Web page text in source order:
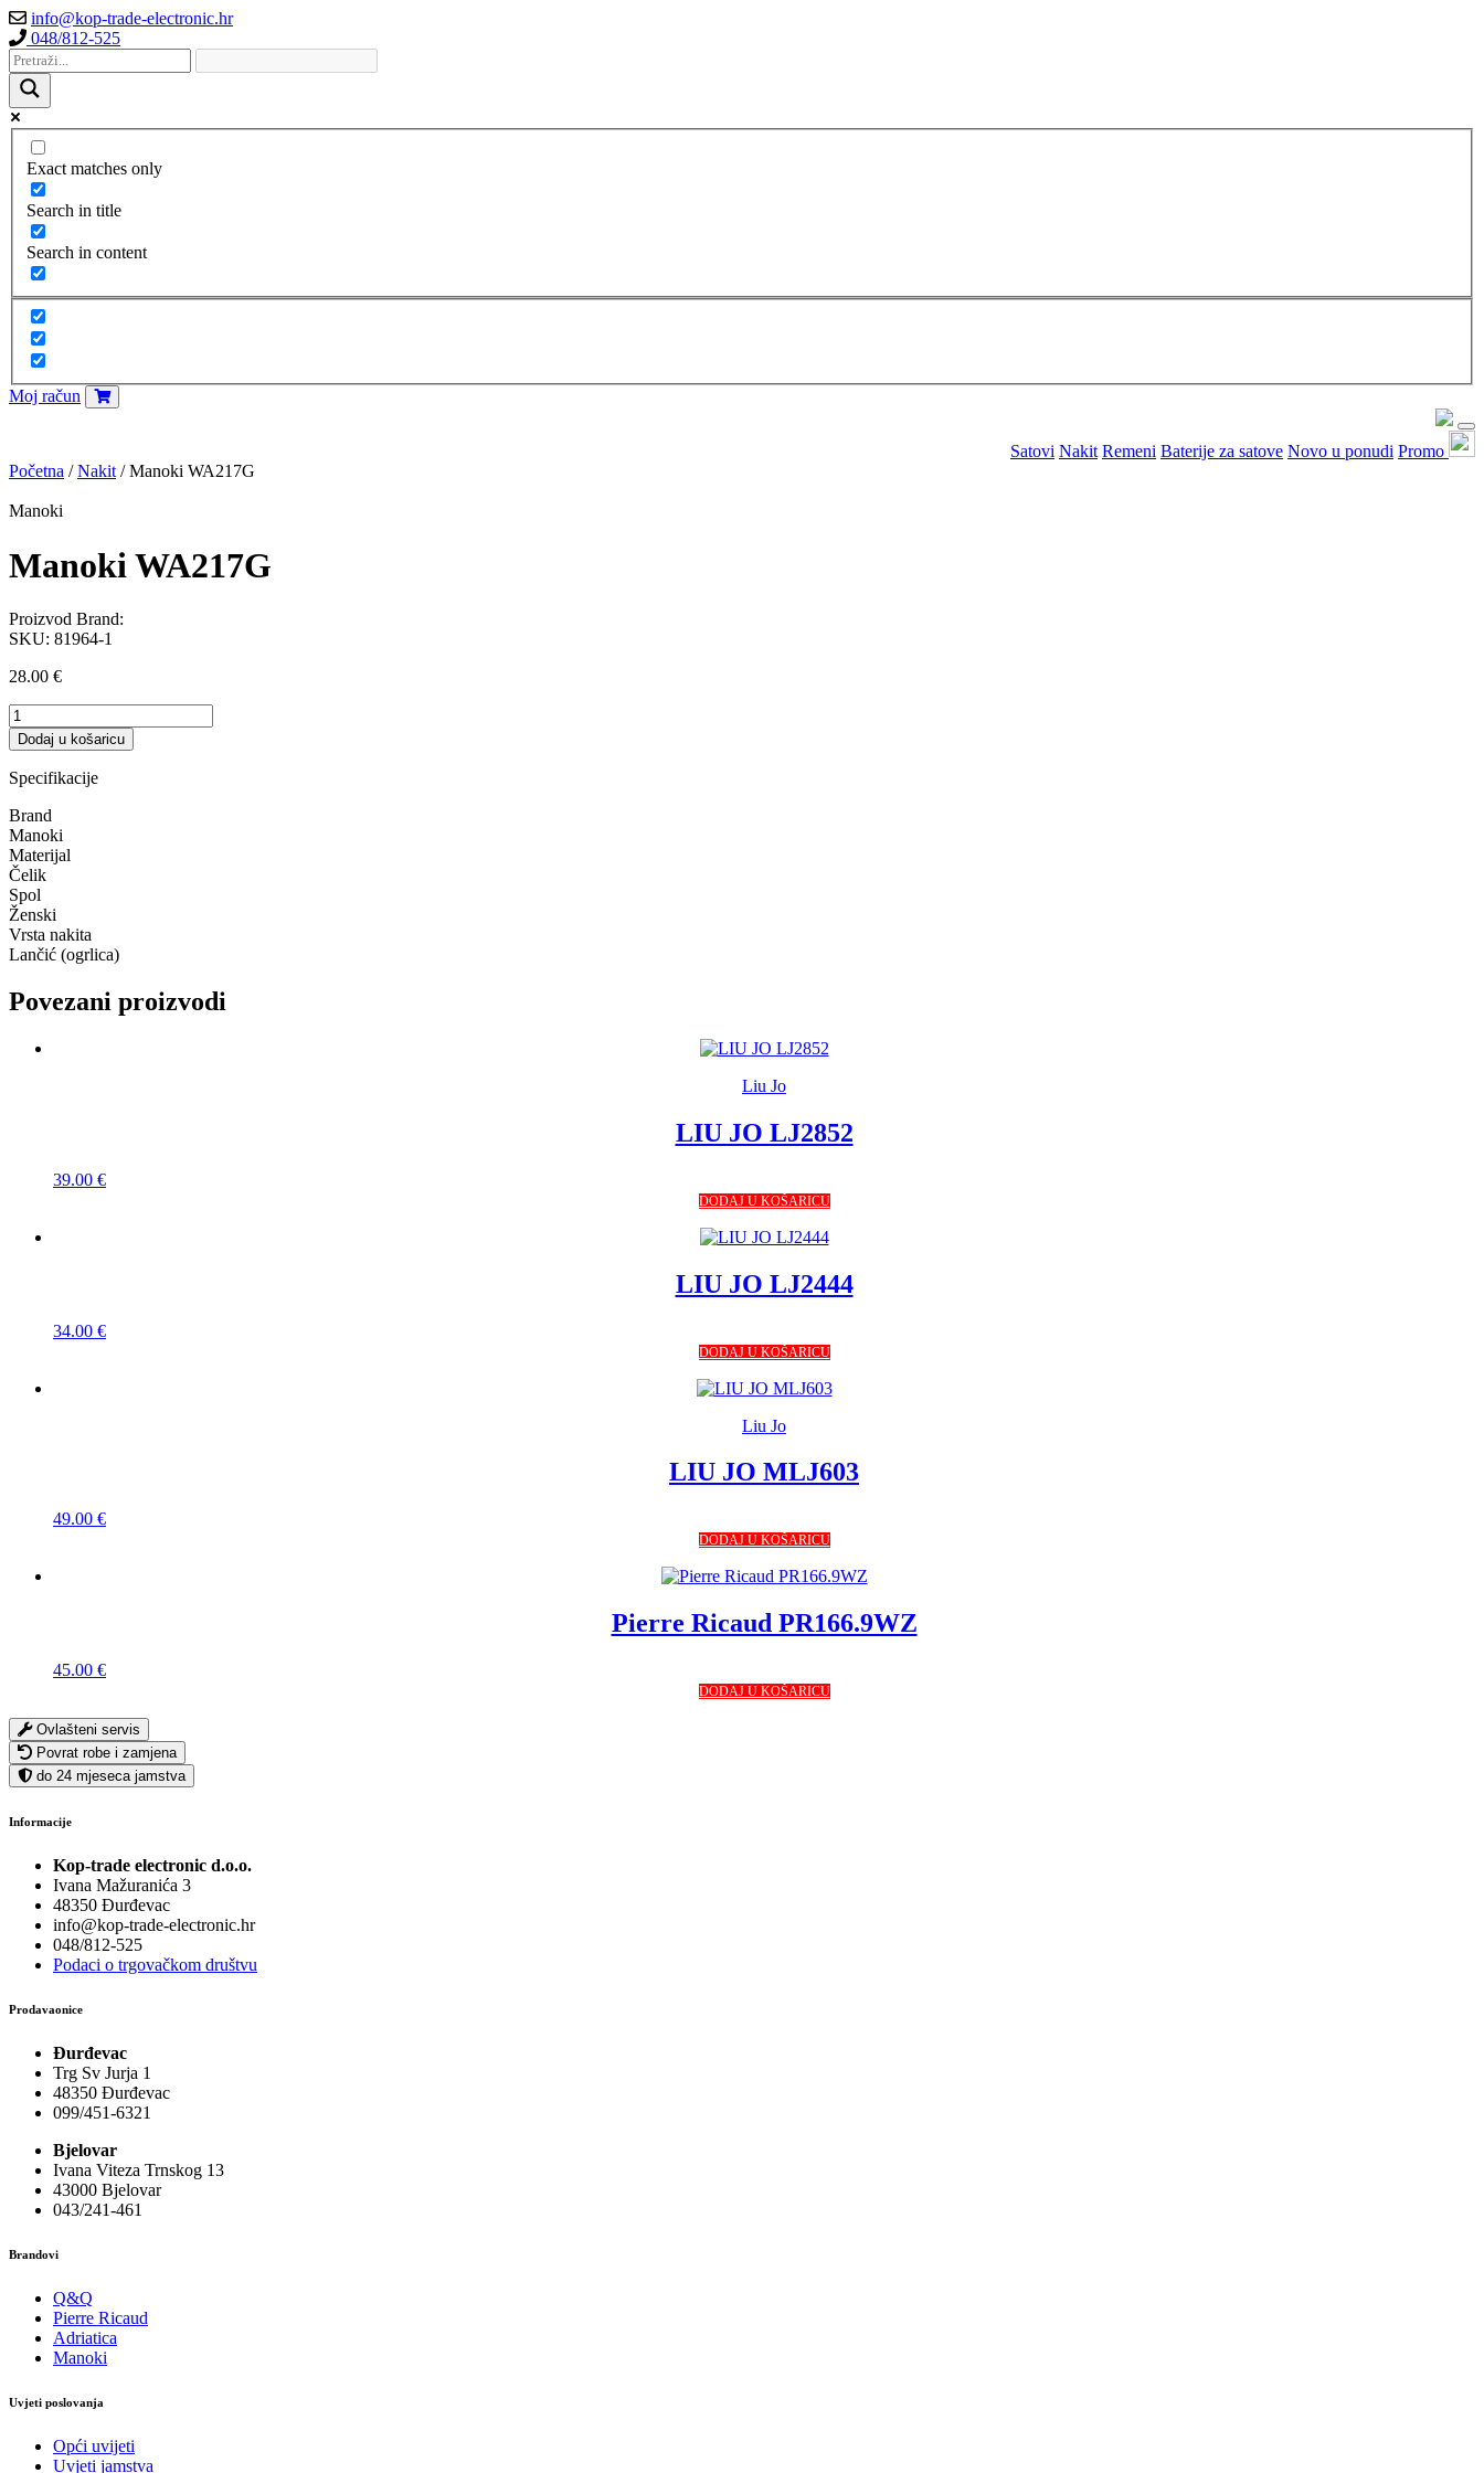
info@kop-trade-electronic.hr
048/812-525
Exact matches only
Search in title
Search in content
Moj račun
Satovi Nakit Remeni Baterije za satove Novo u ponudi Promo
Početna /Nakit / Manoki WA217G
Manoki
Manoki WA217G
SKU: 81964-1
Proizvod Brand:
28.00 €
Manoki
WA217G
količina
Dodaj u košaricu
Specifikacije
Brand
Manoki
Materijal
Čelik
Spol
Ženski
Vrsta nakita
Lančić (ogrlica)
Povezani proizvodi
Liu Jo
LIU JO LJ2852
39.00 €
DODAJ U KOŠARICU
LIU JO LJ2444
34.00 €
DODAJ U KOŠARICU
Liu Jo
LIU JO MLJ603
49.00 €
DODAJ U KOŠARICU
Pierre Ricaud PR166.9WZ
45.00 €
DODAJ U KOŠARICU
Ovlašteni servis
Povrat robe i zamjena
do 24 mjeseca jamstva
Informacije
Kop-trade electronic d.o.o.
Ivana Mažuranića 3
48350 Đurđevac
info@kop-trade-electronic.hr
048/812-525
Podaci o trgovačkom društvu
Prodavaonice
Đurđevac
Trg Sv Jurja 1
48350 Đurđevac
099/451-6321
Bjelovar
Ivana Viteza Trnskog 13
43000 Bjelovar
043/241-461
Brandovi
Q&Q
Pierre Ricaud
Adriatica
Manoki
Uvjeti poslovanja
Opći uvijeti
Uvjeti jamstva